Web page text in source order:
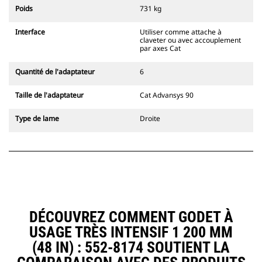
champ de vision du conducteur.
axes Cat sont compatibles avec les
pelles hydrauliques à chaînes 311-
Des attaches à largeur de
disponibles.
le système d'attache spéciale CW
CW sont dotées d'un système de
disponibles pour toutes les pelles
hydrauliques à chaines et sur
pneus.
Poids 731 kg
Interface
Utiliser comme attache à
claveter ou avec accouplement
par axes Cat
Quantité de l'adaptateur 6
Taille de l'adaptateur Cat Advansys 90
Type de lame Droite
DÉCOUVREZ COMMENT GODET À
USAGE TRÈS INTENSIF 1 200 MM
(48 IN) : 552-8174 SOUTIENT LA